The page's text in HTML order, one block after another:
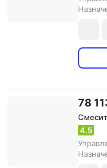
78
4.5